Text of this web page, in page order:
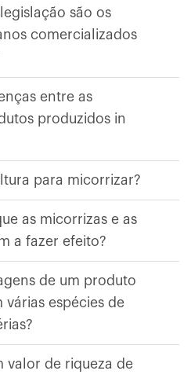
são os
comercializados
entre as
produzidos in
para micorrizar?
as micorrizas e as
a fazer efeito?
de um produto
várias espécies de
valor de riqueza de